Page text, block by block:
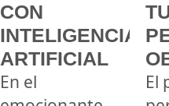
CON
INTELIGENCIA
ARTIFICIAL
En el
El